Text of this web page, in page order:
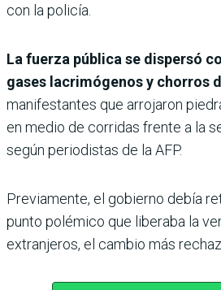
con la policía.
La fuerza pública se dispersó
gases lacrimógenos y chorros
manifestantes que arrojaron
en medio de corridas frente a la
según periodistas de la AFP.
Previamente, el gobierno debía
punto polémico que liberaba la
extranjeros, el cambio más